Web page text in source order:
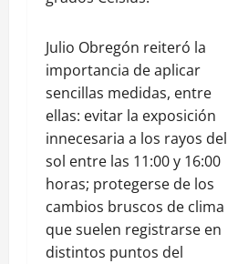
Julio Obregón reiteró la
importancia de aplicar
sencillas medidas, entre
ellas: evitar la exposición
innecesaria a los rayos del
sol entre las 11:00 y 16:00
horas; protegerse de los
cambios bruscos de clima
que suelen registrarse en
distintos puntos del